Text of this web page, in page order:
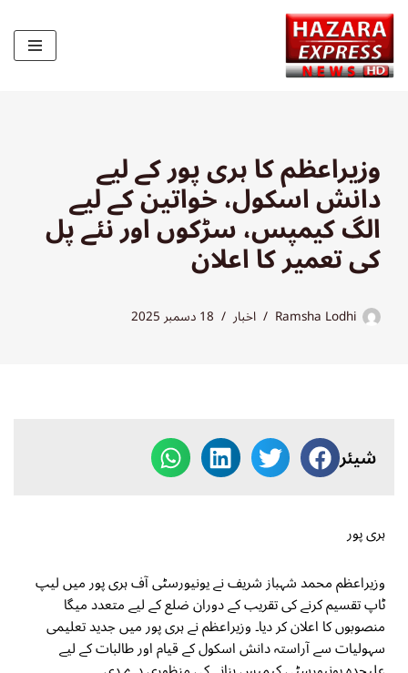
Skip
to
وزیراعظم کا ہری پور کے لیے
دانش اسکول، خواتین کے لیے
الگ کیمپس، سڑکوں اور نئے پل
کی تعمیر کا اعلان
Ramsha Lodhi اخبار 18 دسمبر 2025
شیئر
ہری پور
وزیراعظم محمد شہباز شریف نے یونیورسٹی آف ہری پور میں لیپ
ٹاپ تقسیم کرنے کی تقریب کے دوران ضلع کے لیے متعدد میگا
منصوبوں کا اعلان کر دیا۔ وزیراعظم نے ہری پور میں جدید تعلیمی
سہولیات سے آراستہ دانش اسکول کے قیام اور طالبات کے لیے